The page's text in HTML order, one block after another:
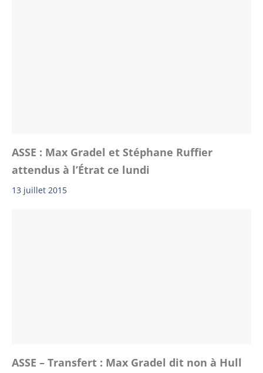
ASSE : Max Gradel et Stéphane Ruffier
attendus à l’Étrat ce lundi
13 juillet 2015
ASSE – Transfert : Max Gradel dit non à Hull